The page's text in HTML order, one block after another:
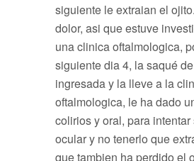
siguiente le extraian el
dolor, asi que estuve
una clinica oftalmologica,
siguiente dia 4, la saqué
ingresada y la lleve a la
oftalmologica, le ha dado
colirios y oral, para
ocular y no tenerlo que
que tambien ha perdido el